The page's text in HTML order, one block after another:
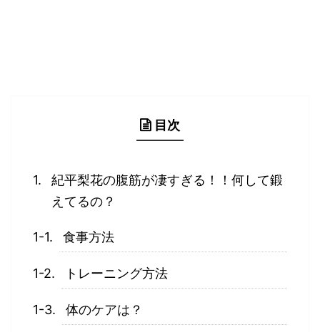
目次
紀平梨花の腹筋が凄すぎる！！何して鍛
えてるの？
食事方法
トレーニング方法
体のケアは？